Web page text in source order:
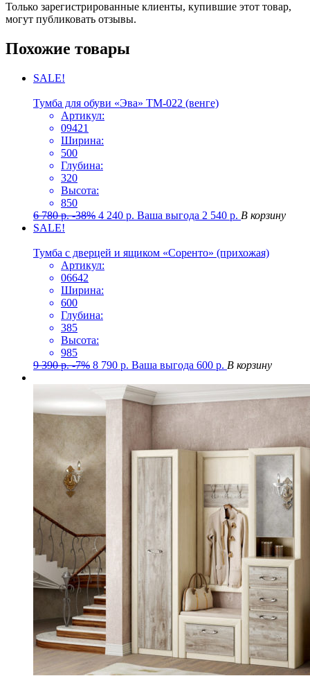
Только зарегистрированные клиенты, купившие этот товар,
могут публиковать отзывы.
Похожие товары
SALE!
Тумба для обуви «Эва» ТМ-022 (венге)
Артикул:
09421
Ширина:
500
Глубина:
320
Высота:
850
6 780р. -38% 4 240 р. Ваша выгода 2 540 р. В корзину
SALE!
Тумба с дверцей и ящиком «Соренто» (прихожая)
Артикул:
06642
Ширина:
600
Глубина:
385
Высота:
985
9 390р. -7% 8 790 р. Ваша выгода 600 р. В корзину